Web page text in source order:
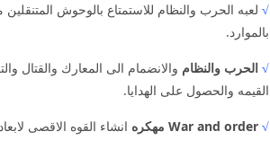
√ لعبه الحرب والنظام للاستمتاع بالوحوش
بالموارد.
√ الحرب والنظام والانضمام الى المعارك
القيمه والحصول على الهدايا.
√ War and order مهكره انشاء القوه الاقصى